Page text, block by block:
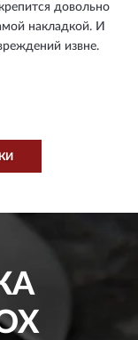
довольно
накладкой. И
извне.